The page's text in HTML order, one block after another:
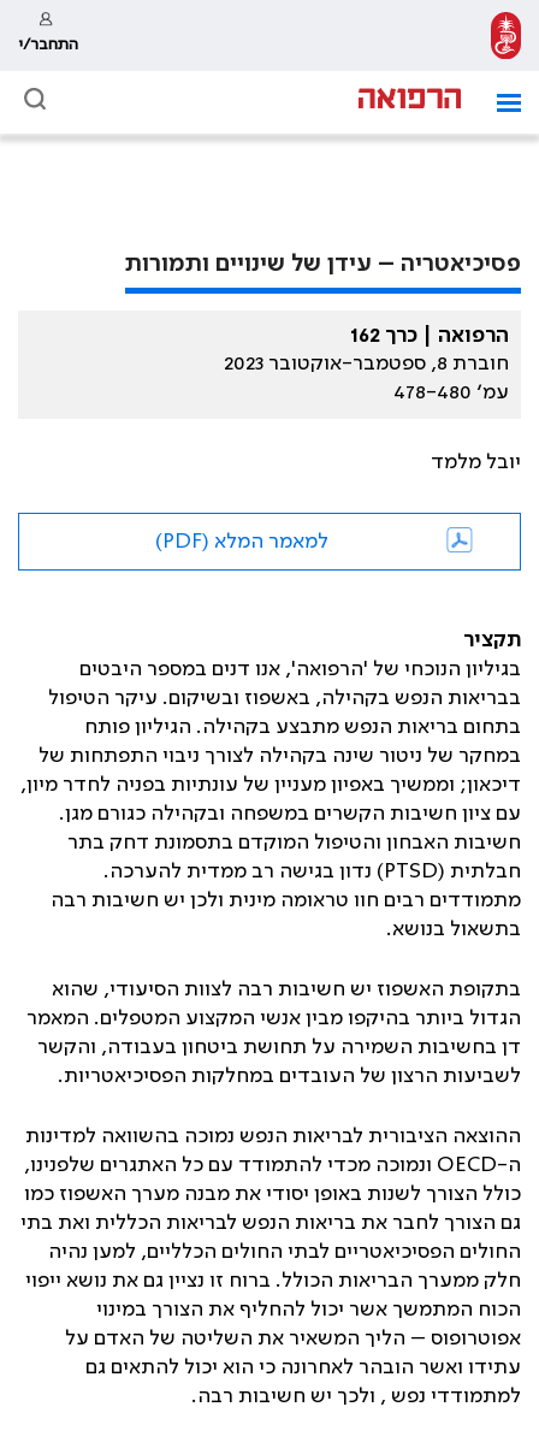
התחבר/י
פסיכיאטריה – עידן של שינויים ותמורות
הרפואה | כרך 162
חוברת 8, ספטמבר-אוקטובר 2023
עמ׳ 478-480
יובל מלמד
למאמר המלא (PDF)
תקציר
בגיליון הנוכחי של 'הרפואה', אנו דנים במספר היבטים
בבריאות הנפש בקהילה, באשפוז ובשיקום. עיקר הטיפול
בתחום בריאות הנפש מתבצע בקהילה. הגיליון פותח
במחקר של ניטור שינה בקהילה לצורך ניבוי התפתחות של
דיכאון; וממשיך באפיון מעניין של עונתיות בפניה לחדר מיון,
עם ציון חשיבות הקשרים במשפחה ובקהילה כגורם מגן.
חשיבות האבחון והטיפול המוקדם בתסמונת דחק בתר
חבלתית (PTSD) נדון בגישה רב ממדית להערכה.
מתמודדים רבים חוו טראומה מינית ולכן יש חשיבות רבה
בתשאול בנושא.
בתקופת האשפוז יש חשיבות רבה לצוות הסיעודי, שהוא
הגדול ביותר בהיקפו מבין אנשי המקצוע המטפלים. המאמר
דן בחשיבות השמירה על תחושת ביטחון בעבודה, והקשר
לשביעות הרצון של העובדים במחלקות הפסיכיאטריות.
ההוצאה הציבורית לבריאות הנפש נמוכה בהשוואה למדינות
ה-OECD ונמוכה מכדי להתמודד עם כל האתגרים שלפנינו,
כולל הצורך לשנות באופן יסודי את מבנה מערך האשפוז כמו
גם הצורך לחבר את בריאות הנפש לבריאות הכללית ואת בתי
החולים הפסיכיאטריים לבתי החולים הכלליים, למען נהיה
חלק ממערך הבריאות הכולל. ברוח זו נציין גם את נושא ייפוי
הכוח המתמשך אשר יכול להחליף את הצורך במינוי
אפוטרופוס – הליך המשאיר את השליטה של האדם על
עתידו ואשר הובהר לאחרונה כי הוא יכול להתאים גם
למתמודדי נפש , ולכך יש חשיבות רבה.